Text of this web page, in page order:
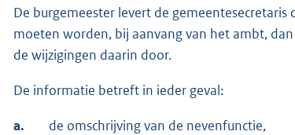
De burgemeester levert de
moeten worden, bij aanvang van het ambt,
de wijzigingen daarin door.
De informatie betreft in ieder geval:
a. de omschrijving van de nevenfunctie,